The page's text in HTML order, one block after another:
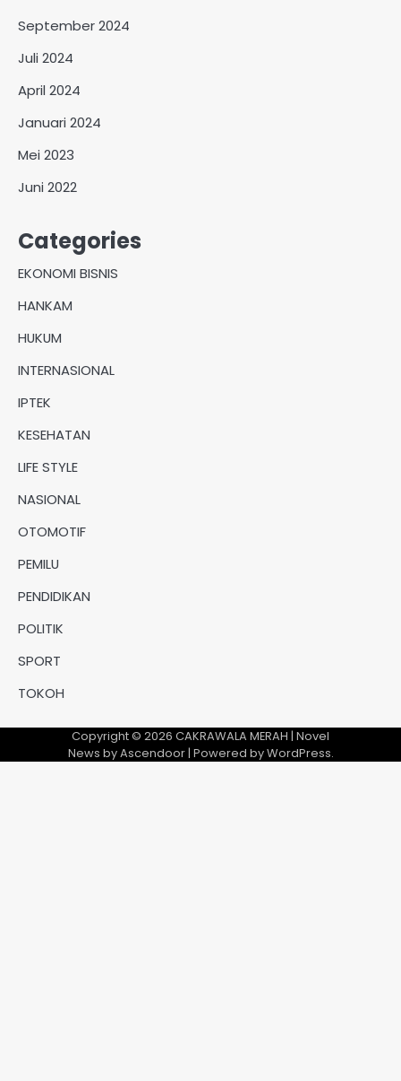
September 2024
Juli 2024
April 2024
Januari 2024
Mei 2023
Juni 2022
Categories
EKONOMI BISNIS
HANKAM
HUKUM
INTERNASIONAL
IPTEK
KESEHATAN
LIFE STYLE
NASIONAL
OTOMOTIF
PEMILU
PENDIDIKAN
POLITIK
SPORT
TOKOH
Copyright © 2026 CAKRAWALA MERAH | Novel
News byAscendoor| Powered byWordPress.